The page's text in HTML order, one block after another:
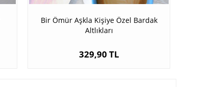
Bir Ömür Aşkla Kişiye Özel Bardak
Altlıkları
329,90 TL